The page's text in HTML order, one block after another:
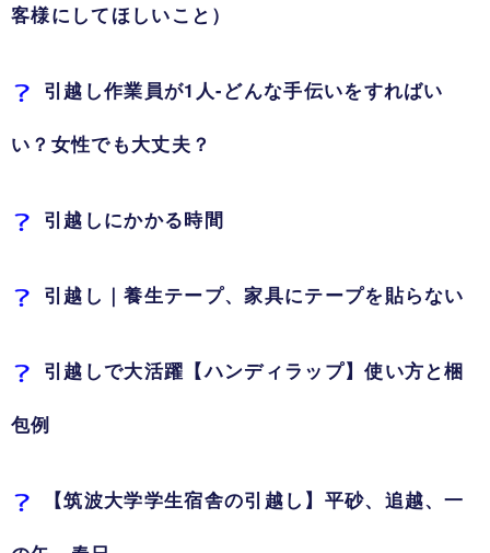
客様にしてほしいこと）
引越し作業員が1人-どんな手伝いをすればい
い？女性でも大丈夫？
引越しにかかる時間
引越し｜養生テープ、家具にテープを貼らない
引越しで大活躍【ハンディラップ】使い方と梱
包例
【筑波大学学生宿舎の引越し】平砂、追越、一